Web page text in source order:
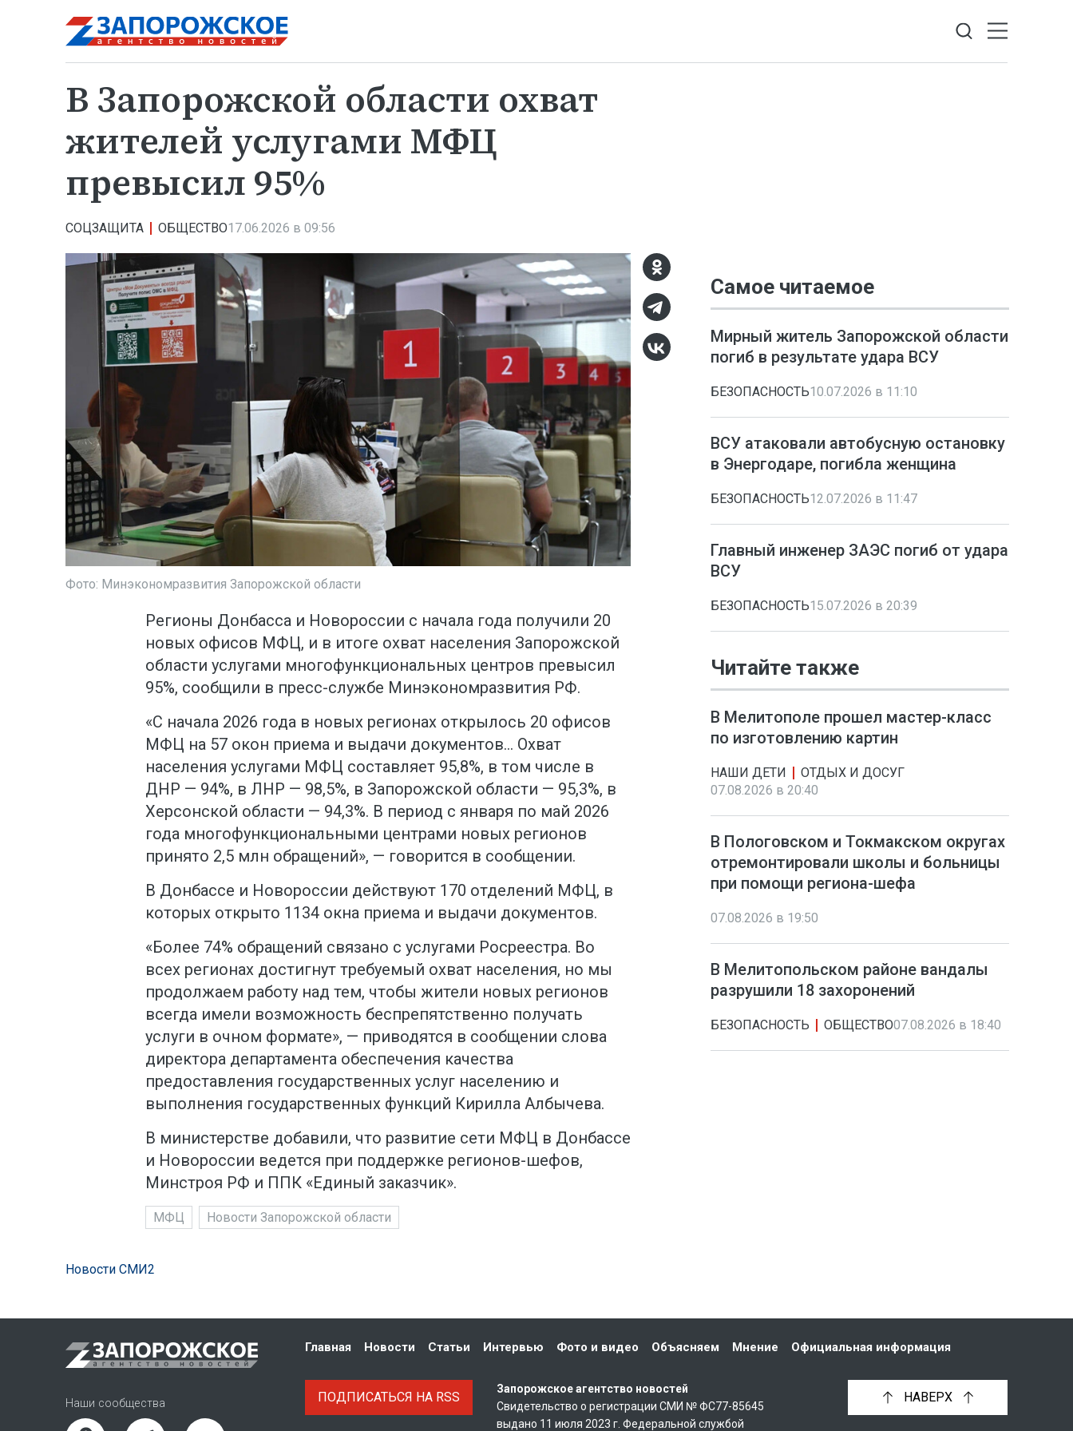
В Запорожской области охват
жителей услугами МФЦ
превысил 95%
СОЦЗАЩИТА ОБЩЕСТВО17.06.2026 в 09:56
Фото: Минэкономразвития Запорожской области
Регионы Донбасса и Новороссии с начала года получили 20
новых офисов МФЦ, и в итоге охват населения Запорожской
области услугами многофункциональных центров превысил
95%, сообщили в пресс-службе Минэкономразвития РФ.
«С начала 2026 года в новых регионах открылось 20 офисов
МФЦ на 57 окон приема и выдачи документов… Охват
населения услугами МФЦ составляет 95,8%, в том числе в
ДНР — 94%, в ЛНР — 98,5%, в Запорожской области — 95,3%, в
Херсонской области — 94,3%. В период с января по май 2026
года многофункциональными центрами новых регионов
принято 2,5 млн обращений», — говорится в сообщении.
В Донбассе и Новороссии действуют 170 отделений МФЦ, в
которых открыто 1134 окна приема и выдачи документов.
«Более 74% обращений связано с услугами Росреестра. Во
всех регионах достигнут требуемый охват населения, но мы
продолжаем работу над тем, чтобы жители новых регионов
всегда имели возможность беспрепятственно получать
услуги в очном формате», — приводятся в сообщении слова
директора департамента обеспечения качества
предоставления государственных услуг населению и
выполнения государственных функций Кирилла Албычева.
В министерстве добавили, что развитие сети МФЦ в Донбассе
и Новороссии ведется при поддержке регионов-шефов,
Минстроя РФ и ППК «Единый заказчик».
МФЦ Новости Запорожской области
Самое читаемое
Мирный житель Запорожской области
погиб в результате удара ВСУ
БЕЗОПАСНОСТЬ10.07.2026 в 11:10
ВСУ атаковали автобусную остановку
в Энергодаре, погибла женщина
БЕЗОПАСНОСТЬ12.07.2026 в 11:47
Главный инженер ЗАЭС погиб от удара
ВСУ
БЕЗОПАСНОСТЬ15.07.2026 в 20:39
Читайте также
В Мелитополе прошел мастер-класс
по изготовлению картин
НАШИ ДЕТИ
ОТДЫХ И ДОСУГ
07.08.2026 в 20:40
В Пологовском и Токмакском округах
отремонтировали школы и больницы
при помощи региона-шефа
07.08.2026 в 19:50
В Мелитопольском районе вандалы
разрушили 18 захоронений
БЕЗОПАСНОСТЬ ОБЩЕСТВО07.08.2026 в 18:40
Новости СМИ2
НАВЕРХ
Наши сообщества ПОДПИСАТЬСЯ НА RSS
Главная Новости Статьи Интервью Фото и видео Объясняем Мнение Официальная информация
Запорожское агентство новостей
Свидетельство о регистрации СМИ № ФС77-85645
выдано 11 июля 2023 г. Федеральной службой